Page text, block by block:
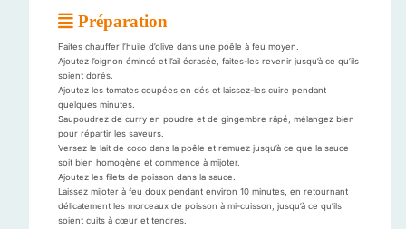
Préparation
Faites chauffer l’huile d’olive dans une poêle à feu moyen.
Ajoutez l’oignon émincé et l’ail écrasée, faites-les revenir jusqu’à ce qu’ils
soient dorés.
Ajoutez les tomates coupées en dés et laissez-les cuire pendant
quelques minutes.
Saupoudrez de curry en poudre et de gingembre râpé, mélangez bien
pour répartir les saveurs.
Versez le lait de coco dans la poêle et remuez jusqu’à ce que la sauce
soit bien homogène et commence à mijoter.
Ajoutez les filets de poisson dans la sauce.
Laissez mijoter à feu doux pendant environ 10 minutes, en retournant
délicatement les morceaux de poisson à mi-cuisson, jusqu’à ce qu’ils
soient cuits à cœur et tendres.